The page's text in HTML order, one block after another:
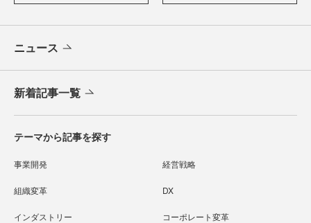
ニュース
新着記事一覧
テーマから記事を探す
事業開発 経営戦略
組織変革 DX
インダストリー コーポレート変革